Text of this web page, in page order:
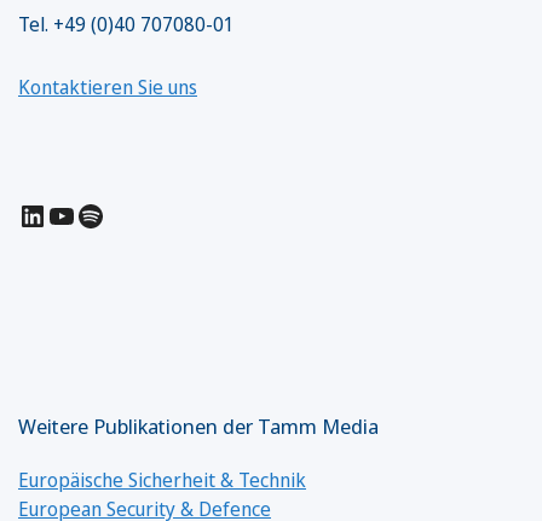
Tel. +49 (0)40 707080-01
Kontaktieren Sie uns
LinkedIn
YouTube
Spotify
Weitere Publikationen der Tamm Media
Europäische Sicherheit & Technik
European Security & Defence